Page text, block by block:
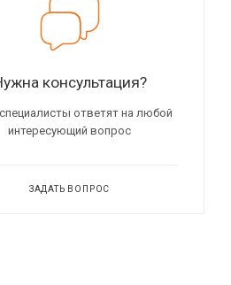
консультация?
ответят на любой
интересующий вопрос
ЗАДАТЬ ВОПРОС